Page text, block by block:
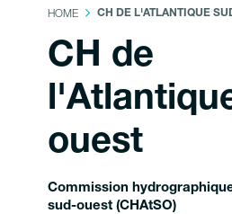
HOME CH DE L'ATLANTIQUE
CH de
ouest
Commission
sud-ouest (CHAtSO)